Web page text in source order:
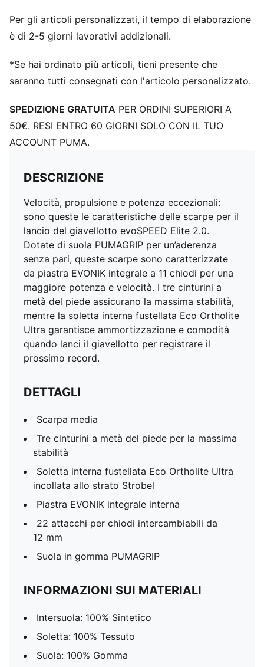
Per gli articoli personalizzati, il tempo di elaborazione
è di 2-5 giorni lavorativi addizionali.
*Se hai ordinato più articoli, tieni presente che
saranno tutti consegnati con l'articolo personalizzato.
SPEDIZIONE GRATUITA PER ORDINI SUPERIORI A
50€. RESI ENTRO 60 GIORNI SOLO CON IL TUO
ACCOUNT PUMA.
DESCRIZIONE
Velocità, propulsione e potenza eccezionali:
sono queste le caratteristiche delle scarpe per il
lancio del giavellotto evoSPEED Elite 2.0.
Dotate di suola PUMAGRIP per un’aderenza
senza pari, queste scarpe sono caratterizzate
da piastra EVONIK integrale a 11 chiodi per una
maggiore potenza e velocità. I tre cinturini a
metà del piede assicurano la massima stabilità,
mentre la soletta interna fustellata Eco Ortholite
Ultra garantisce ammortizzazione e comodità
quando lanci il giavellotto per registrare il
prossimo record.
DETTAGLI
Scarpa media
Tre cinturini a metà del piede per la massima
stabilità
Soletta interna fustellata Eco Ortholite Ultra
incollata allo strato Strobel
Piastra EVONIK integrale interna
22 attacchi per chiodi intercambiabili da
12 mm
Suola in gomma PUMAGRIP
INFORMAZIONI SUI MATERIALI
Intersuola: 100% Sintetico
Soletta: 100% Tessuto
Suola: 100% Gomma